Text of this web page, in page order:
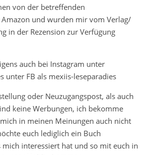
von der betreffenden
und wurden mir vom Verlag/
in der Rezension zur Verfügung
auch bei Instagram unter
unter FB als mexiis-leseparadies
oder Neuzugangspost, als auch
keine Werbungen, ich bekomme
in meinen Meinungen auch nicht
euch lediglich ein Buch
interessiert hat und so mit euch in